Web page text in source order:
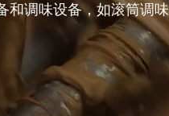
调味设备，如滚筒调味